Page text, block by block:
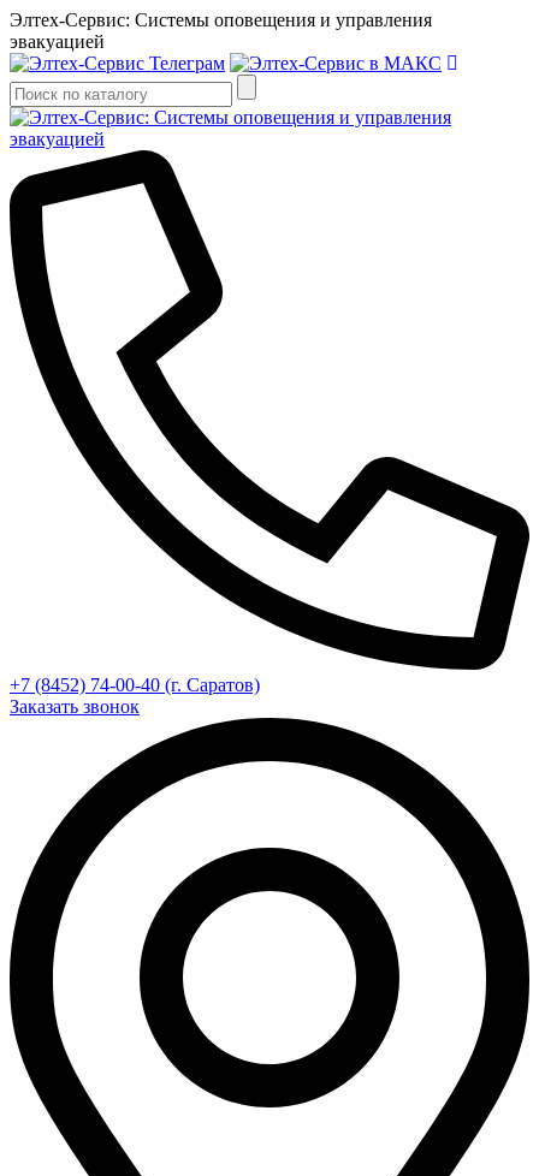
Элтех-Сервис: Системы оповещения и управления
эвакуацией
+7 (8452) 74-00-40 (г. Саратов)
Заказать звонок